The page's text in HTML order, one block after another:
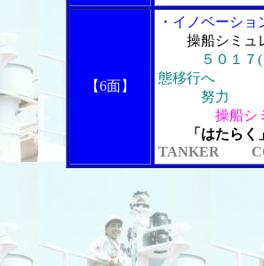
【6面】
・イノベーシ
操船シミュ
５０１
態移行へ
努力
操船シ
「はたらく
TANKER